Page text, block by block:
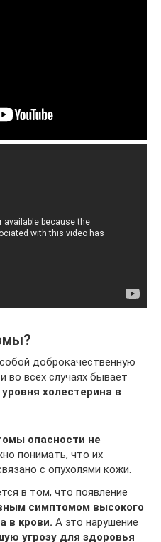
доброкачественную
во всех случаях бывает
холестерина в
опасности не
понимать, что их
с опухолями кожи.
в том, что появление
симптомом высокого
в крови. А это нарушение
угрозу для здоровья